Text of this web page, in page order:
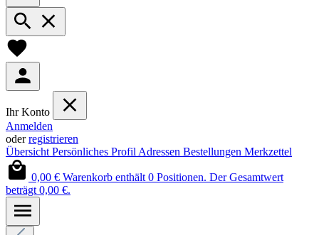
Ihr Konto
Anmelden
oderregistrieren
Übersicht Persönliches Profil Adressen Bestellungen Merkzettel
0,00 € Warenkorb enthält 0 Positionen. Der Gesamtwert
beträgt 0,00 €.